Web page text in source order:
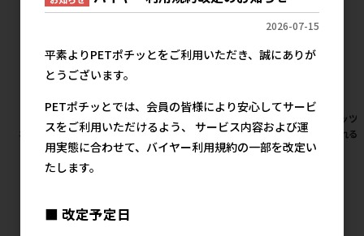
［ペティオ］猫小町ソフトハー
ネスリード まり S レッド
参考上代 2,125円
［ペティオアドメイト(直送)］
ペット用リバーシブル電気ヒー
ター ハード M ※メーカー直送
［ペッ
じゃれる
2026-07-15
平素よりPETポチッとをご利用いただき、誠にありが
とうございます。
PETポチッとでは、会員の皆様により安心してサービ
スをご利用いただけるよう、 サービス内容および運
用実態に合わせて、バイヤー利用規約の一部を改定い
たします。
■ 改定予定日